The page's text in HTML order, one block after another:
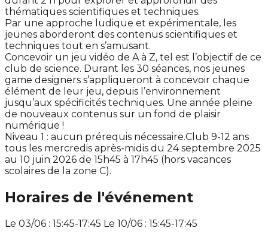
thématiques scientifiques et techniques.
Par une approche ludique et expérimentale, les
jeunes aborderont des contenus scientifiques et
techniques tout en s’amusant.
Concevoir un jeu vidéo de A à Z, tel est l’objectif de ce
club de science. Durant les 30 séances, nos jeunes
game designers s’appliqueront à concevoir chaque
élément de leur jeu, depuis l’environnement
jusqu’aux spécificités techniques. Une année pleine
de nouveaux contenus sur un fond de plaisir
numérique !
Niveau 1 : aucun prérequis nécessaire.Club 9-12 ans
tous les mercredis après-midis du 24 septembre 2025
au 10 juin 2026 de 15h45 à 17h45 (hors vacances
scolaires de la zone C).
Horaires de l'événement
Le 03/06 : 15:45-17:45 Le 10/06 : 15:45-17:45